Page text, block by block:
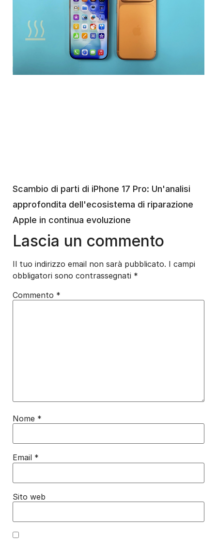
Scambio di parti di iPhone 17 Pro: Un'analisi
approfondita dell'ecosistema di riparazione
Apple in continua evoluzione
Lascia un commento
Il tuo indirizzo email non sarà pubblicato. I campi
obbligatori sono contrassegnati *
Commento *
Nome *
Email *
Sito web